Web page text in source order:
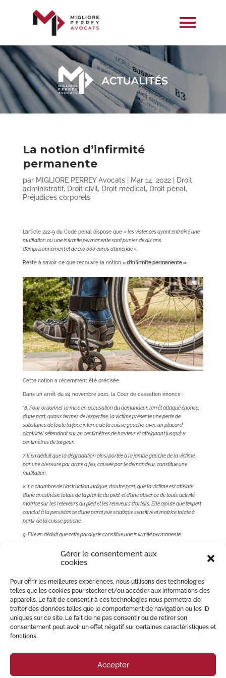
Gérer le consentement aux
cookies
Pour offrir les meilleures expériences, nous utilisons des technologies
telles que les cookies pour stocker et/ou accéder aux informations des
appareils. Le fait de consentir à ces technologies nous permettra de
traiter des données telles que le comportement de navigation ou les ID
uniques sur ce site. Le fait de ne pas consentir ou de retirer son
consentement peut avoir un effet négatif sur certaines caractéristiques et
fonctions.
Accepter
La notion d’infirmité
permanente
par MIGLIORE PERREY Avocats| Mar 14, 2022|
Droit
administratif, Droit civil, Droit médical, Droit pénal,
Préjudices corporels
L’article 222-9 du Code pénal dispose que « les violences ayant entraîné une
mutilation ou une infirmité permanente sont punies de dix ans
d’emprisonnement et de 150 000 euros d’amende »
Reste à savoir ce que recouvre la notion « d’infirmité permanente ».
Cette notion a récemment été précisée.
Dans un arrêt du 24 novembre 2021, la Cour de cassation énonce :
“6. Pour ordonner la mise en accusation du demandeur, l’arrêt attaqué énonce,
d’une part, qu’aux termes de l’expertise, la victime présente une perte de
substance de toute la face interne de la cuisse gauche, avec un placard
cicatriciel s’étendant sur 26 centimètres de hauteur et atteignant jusqu’à 8
centimètres de largeur.
7. Il en déduit que la dégradation ainsi portée à la jambe gauche de la victime,
par une blessure par arme à feu, causée par le demandeur, constitue une
mutilation.
8. La chambre de l’instruction indique, d’autre part, que la victime est atteinte
d’une anesthésie totale de la plante du pied, et d’une absence de toute activité
motrice sur les releveurs du pied et les releveurs d’orteils. Elle ajoute que l’expert
conclut à la persistance d’une paralysie sciatique sensitive et motrice totale à
partir de la cuisse gauche.
9. Elle en déduit que cette paralysie constitue une infirmité permanente.
que l’atteinte corporelle portée à la victime constitue à la fois une mutilation et
une infirmité permanente, au sens de l’article 222-9 du code pénal, la chambre
Selon la Cour de cassation, une atteinte majeure et irréversible d’un
membre ou d’une fonction organique caractérise une infirmité permanente
au sens du texte précité.
Le cabinetMIGLIORE PERREY Avocatsassiste de nombreuses familles en
réparation du préjudice corporel et droit pénal :https://miglioreperrey-
avocats.com/#contact